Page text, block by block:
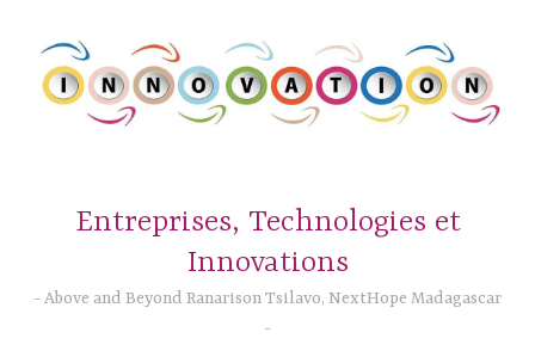
contenu
principal
Entreprises, Technologies et
Innovations
Above and Beyond Ranarison Tsilavo, NextHope Madagascar